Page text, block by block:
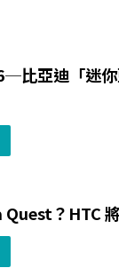
比亞迪「迷你
？HTC